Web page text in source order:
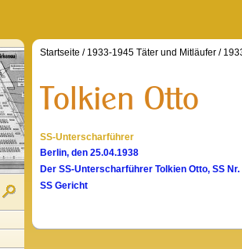
Startseite / 1933-1945 Täter und Mitläufer /
SS-Unterscharführer
Berlin, den 25.04.1938
Der SS-Unterscharführer Tolkien Otto, SS
SS Gericht